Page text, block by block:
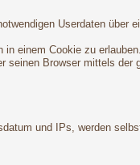
Userdaten
einem Cookie zu
Browser mittels
und IPs, werden